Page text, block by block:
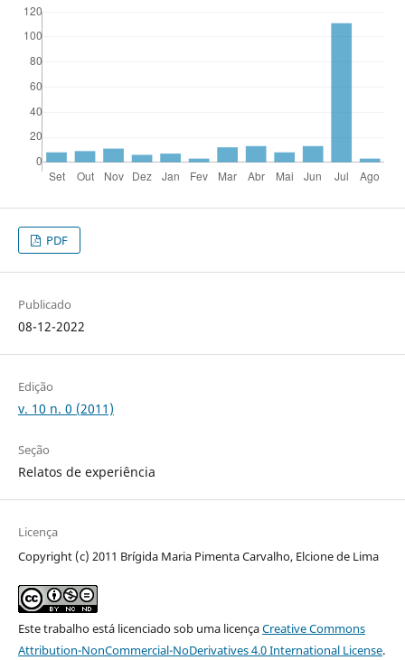
PDF
Publicado
08-12-2022
Edição
v. 10 n. 0 (2011)
Seção
Relatos de experiência
Licença
Copyright (c) 2011 Brígida Maria Pimenta Carvalho, Elcione de Lima
Este trabalho está licenciado sob uma licençaCreative Commons
Attribution-NonCommercial-NoDerivatives 4.0 International License.